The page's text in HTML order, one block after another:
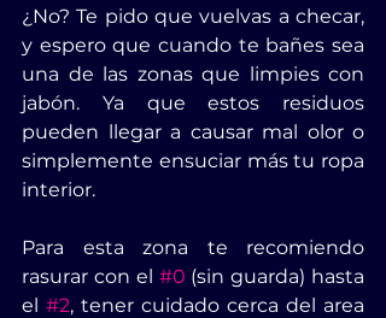
¿No? Te pido que vuelvas a checar,
y espero que cuando te bañes sea
una de las zonas que limpies con
jabón. Ya que estos residuos
pueden llegar a causar mal olor o
simplemente ensuciar más tu ropa
interior.
Para esta zona te recomiendo
rasurar con el #0 (sin guarda) hasta
el #2, tener cuidado cerca del area